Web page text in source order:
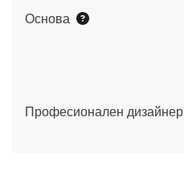
Основа
Професионален дизайнер